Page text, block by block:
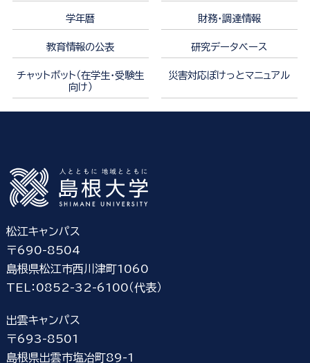
学年暦 財務・調達情報
教育情報の公表 研究データベース
チャットボット（在学生・受験生
向け）
災害対応ぽけっとマニュアル
松江キャンパス
〒690-8504
島根県松江市西川津町1060
TEL：0852-32-6100（代表）
出雲キャンパス
〒693-8501
島根県出雲市塩冶町89-1